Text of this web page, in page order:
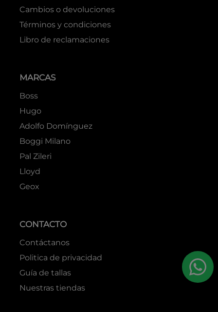
Cambios o devoluciones
Términos y condiciones
Libro de reclamaciones
MARCAS
Boss
Hugo
Adolfo Domínguez
Boggi Milano
Pal Zileri
Lloyd
Geox
CONTACTO
Contáctanos
Politica de privacidad
Guía de tallas
Nuestras tiendas